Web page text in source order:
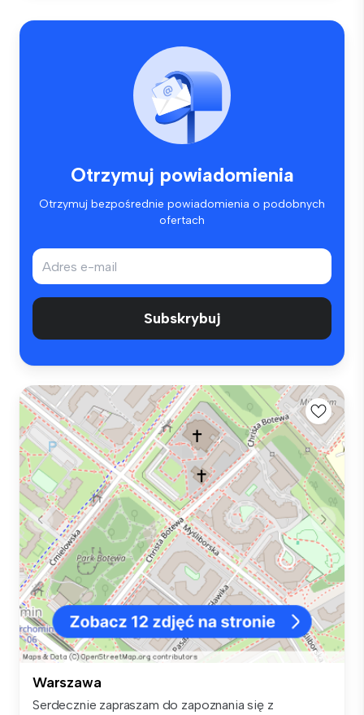
Otrzymuj powiadomienia
Otrzymuj bezpośrednie powiadomienia o podobnych
ofertach
Subskrybuj
Warszawa
Serdecznie zapraszam do zapoznania się z